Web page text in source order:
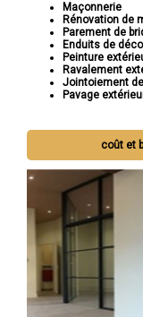
Maçonnerie
Rénovation de
Parement de
Enduits de
Peinture
Ravalement
Jointoiement
Pavage
coût et